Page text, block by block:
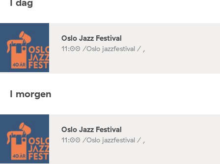
Oslo Jazz Festival
11:00 /Oslo jazzfestival / ,
I morgen
Oslo Jazz Festival
11:00 /Oslo jazzfestival / ,